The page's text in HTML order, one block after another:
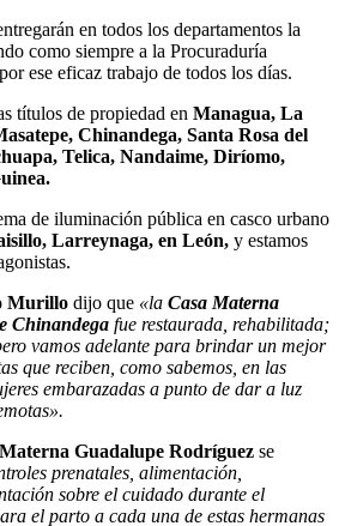
en todos los departamentos la
como siempre a la Procuraduría
ese eficaz trabajo de todos los días.
títulos de propiedad en Managua, La
Chinandega, Santa Rosa del
Telica, Nandaime, Diríomo,
de iluminación pública en casco urbano
Larreynaga, en León, y estamos
Murillo dijo que «la Casa Materna
Chinandega fue restaurada, rehabilitada;
vamos adelante para brindar un mejor
que reciben, como sabemos, en las
embarazadas a punto de dar a luz
Guadalupe Rodríguez se
prenatales, alimentación,
sobre el cuidado durante el
el parto a cada una de estas hermanas